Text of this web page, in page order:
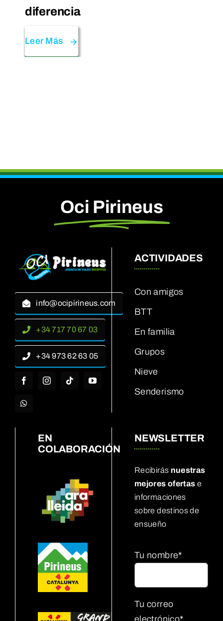
diferencia
Leer Más
Oci Pirineus
info@ocipirineus.com
+34 717 70 67 03
+34 973 62 63 05
ACTIVIDADES
Con amigos
BTT
En familia
Grupos
Nieve
Senderismo
EN
COLABORACIÓN
NEWSLETTER
Recibirás nuestras
mejores ofertas e
informaciones
sobre destinos de
ensueño
Tu nombre*
Tu correo